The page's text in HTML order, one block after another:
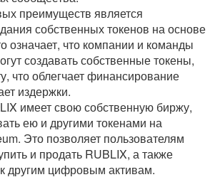
преимуществ является
собственных токенов на основе
означает, что компании и команды
создавать собственные токены,
что облегчает финансирование
издержки.
имеет свою собственную биржу,
ею и другими токенами на
Это позволяет пользователям
и продать RUBLIX, а также
другим цифровым активам.